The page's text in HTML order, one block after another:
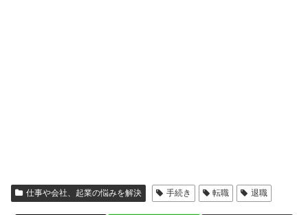
仕事や会社、起業の悩みを解決 手続き 転職 退職